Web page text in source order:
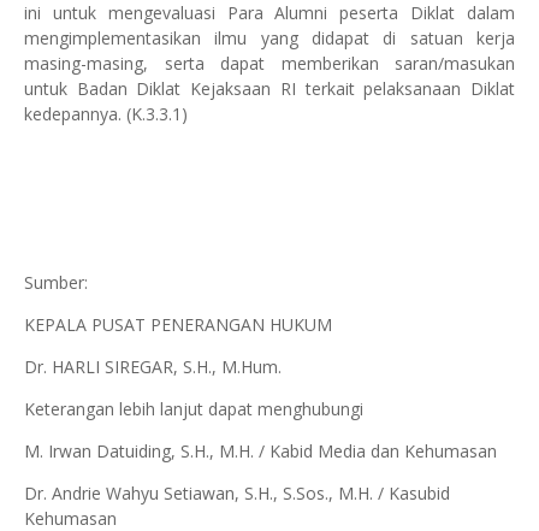
ini untuk mengevaluasi Para Alumni peserta Diklat dalam
mengimplementasikan ilmu yang didapat di satuan kerja
masing-masing, serta dapat memberikan saran/masukan
untuk Badan Diklat Kejaksaan RI terkait pelaksanaan Diklat
kedepannya. (K.3.3.1)
Sumber:
KEPALA PUSAT PENERANGAN HUKUM
Dr. HARLI SIREGAR, S.H., M.Hum.
Keterangan lebih lanjut dapat menghubungi
M. Irwan Datuiding, S.H., M.H. / Kabid Media dan Kehumasan
Dr. Andrie Wahyu Setiawan, S.H., S.Sos., M.H. / Kasubid
Kehumasan